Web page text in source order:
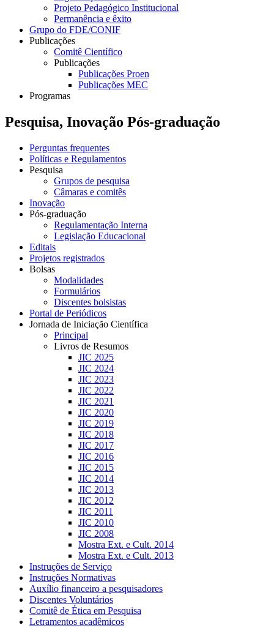
Projeto Pedagógico Institucional
Permanência e êxito
Grupo do FDE/CONIF
Publicações
Comitê Científico
Publicações
Publicações Proen
Publicações MEC
Programas
Pesquisa, Inovação Pós-graduação
Perguntas frequentes
Políticas e Regulamentos
Pesquisa
Grupos de pesquisa
Câmaras e comitês
Inovação
Pós-graduação
Regulamentação Interna
Legislação Educacional
Editais
Projetos registrados
Bolsas
Modalidades
Formulários
Discentes bolsistas
Portal de Periódicos
Jornada de Iniciação Científica
Principal
Livros de Resumos
JIC 2025
JIC 2024
JIC 2023
JIC 2022
JIC 2021
JIC 2020
JIC 2019
JIC 2018
JIC 2017
JIC 2016
JIC 2015
JIC 2014
JIC 2013
JIC 2012
JIC 2011
JIC 2010
JIC 2008
Mostra Ext. e Cult. 2014
Mostra Ext. e Cult. 2013
Instruções de Serviço
Instruções Normativas
Auxílio financeiro a pesquisadores
Discentes Voluntários
Comitê de Ética em Pesquisa
Letramentos acadêmicos